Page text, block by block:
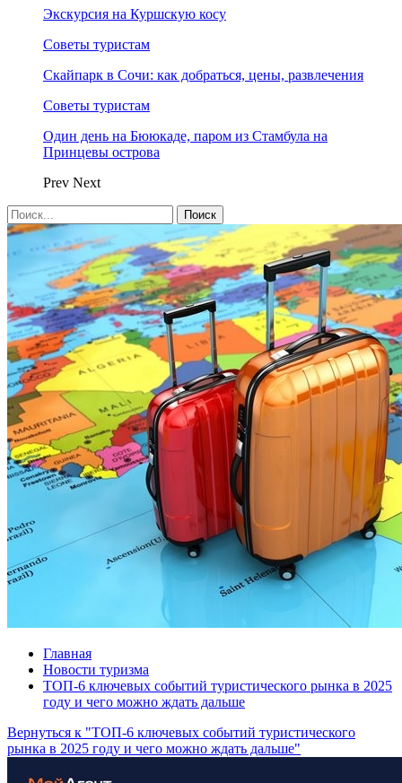
Экскурсия на Куршскую косу
Советы туристам
Скайпарк в Сочи: как добраться, цены, развлечения
Советы туристам
Один день на Бююкаде, паром из Стамбула на
Принцевы острова
Prev Next
Главная
Новости туризма
ТОП-6 ключевых событий туристического рынка в 2025
году и чего можно ждать дальше
Вернуться к "ТОП-6 ключевых событий туристического
рынка в 2025 году и чего можно ждать дальше"